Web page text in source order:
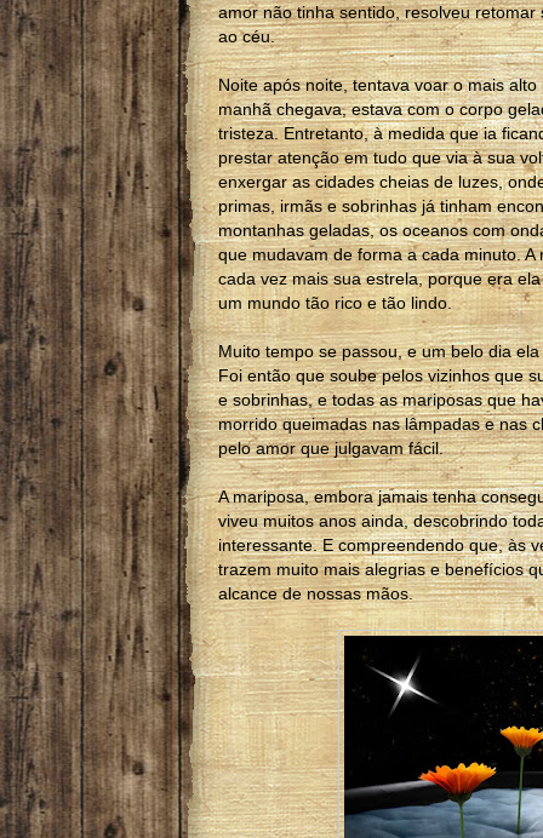
amor não tinha sentido, resolveu
ao céu.
Noite após noite, tentava voar o mais
manhã chegava, estava com o corpo
tristeza. Entretanto, à medida que ia
prestar atenção em tudo que via à sua
enxergar as cidades cheias de luzes,
primas, irmãs e sobrinhas já tinham
montanhas geladas, os oceanos com
que mudavam de forma a cada minuto.
cada vez mais sua estrela, porque era
um mundo tão rico e tão lindo.
Muito tempo se passou, e um belo dia
Foi então que soube pelos vizinhos que
e sobrinhas, e todas as mariposas que
morrido queimadas nas lâmpadas e nas
pelo amor que julgavam fácil.
A mariposa, embora jamais tenha
viveu muitos anos ainda, descobrindo
interessante. E compreendendo que, às
trazem muito mais alegrias e benefícios
alcance de nossas mãos.